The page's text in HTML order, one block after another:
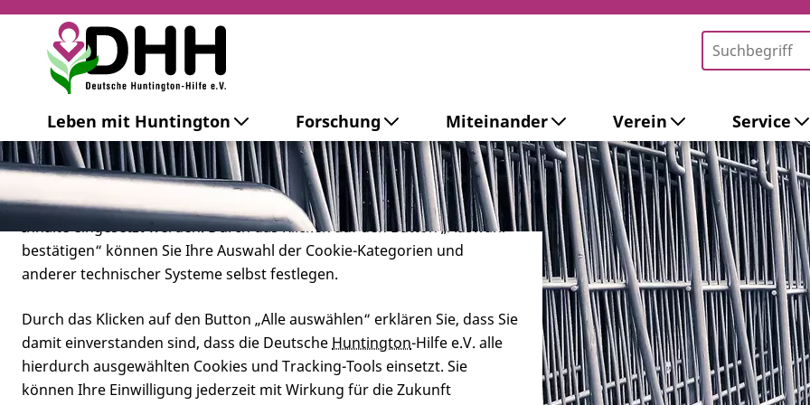
Leben mit Huntington Forschung Miteinander Verein Service
Cookie-Einstellungen
Diese Webseite setzt verschiedene Cookies und Tracking-Tools ein. Dies
beinhaltet Cookies und Tracking-Tools, die für den Betrieb der Webseite
technisch notwendig sind, die zu statistischen Zwecken sowie zur
besseren Bedienbarkeit der Webseite und zur Anzeige personalisierter
Inhalte eingesetzt werden. Durch das Klicken auf den Button „Auswahl
bestätigen“ können Sie Ihre Auswahl der Cookie-Kategorien und
anderer technischer Systeme selbst festlegen.
Durch das Klicken auf den Button „Alle auswählen“ erklären Sie, dass Sie
damit einverstanden sind, dass die DeutscheHuntington-Hilfe e.V. alle
hierdurch ausgewählten Cookies und Tracking-Tools einsetzt. Sie
können Ihre Einwilligung jederzeit mit Wirkung für die Zukunft